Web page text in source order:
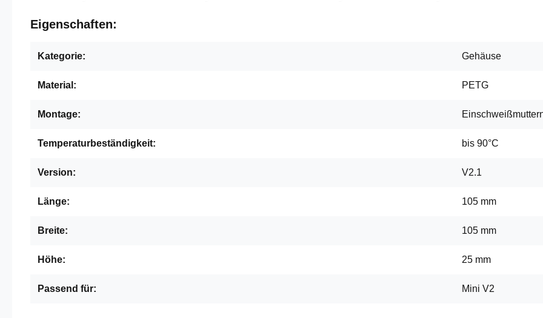
Eigenschaften:
Kategorie: Gehäuse
Material: PETG
Montage:
Temperaturbeständigkeit: bis 90°C
Version: V2.1
Länge: 105 mm
Breite: 105 mm
Höhe: 25 mm
Passend für: Mini V2